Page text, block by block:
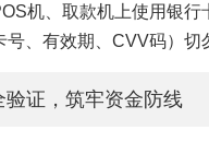
机、取款机上使用银
号、有效期、CVV码）切
验证，筑牢资金防线